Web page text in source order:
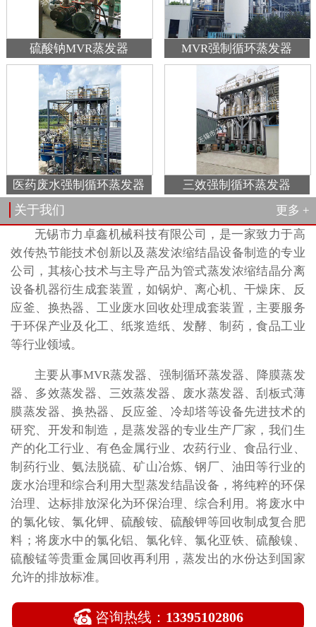
硫酸钠MVR蒸发器 MVR强制循环蒸发器
医药废水强制循环蒸发器 三效强制循环蒸发器
关于我们
更多 +
无锡市力卓鑫机械科技有限公司，是一家致力于高
效传热节能技术创新以及蒸发浓缩结晶设备制造的专业
公司，其核心技术与主导产品为管式蒸发浓缩结晶分离
设备机器衍生成套装置，如锅炉、离心机、干燥床、反
应釜、换热器、工业废水回收处理成套装置，主要服务
于环保产业及化工、纸浆造纸、发酵、制药，食品工业
等行业领域。
主要从事MVR蒸发器、强制循环蒸发器、降膜蒸发
器、多效蒸发器、三效蒸发器、废水蒸发器、刮板式薄
膜蒸发器、换热器、反应釜、冷却塔等设备先进技术的
研究、开发和制造，是蒸发器的专业生产厂家，我们生
产的化工行业、有色金属行业、农药行业、食品行业、
制药行业、氨法脱硫、矿山冶炼、钢厂、油田等行业的
废水治理和综合利用大型蒸发结晶设备，将纯粹的环保
治理、达标排放深化为环保治理、综合利用。将废水中
的氯化铵、氯化钾、硫酸铵、硫酸钾等回收制成复合肥
料；将废水中的氯化铝、氯化锌、氯化亚铁、硫酸镍、
硫酸锰等贵重金属回收再利用，蒸发出的水份达到国家
允许的排放标准。
 咨询热线： 13395102806